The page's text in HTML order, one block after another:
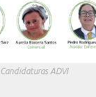
Candidaturas ADVI